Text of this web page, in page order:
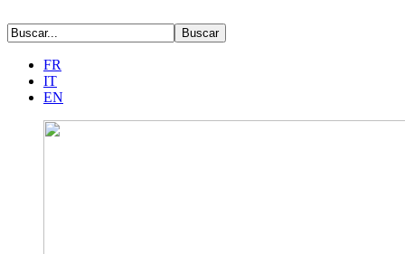
FR
IT
EN